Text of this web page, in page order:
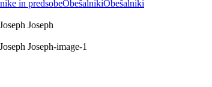
in predsobeObešalnikiObešalniki